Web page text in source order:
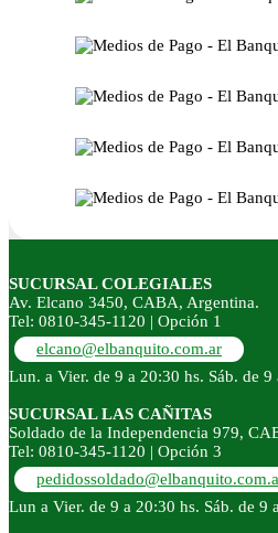
SUCURSAL COLEGIALES
Av. Elcano 3450, CABA, Argentina.
Tel: 0810-345-1120 | Opción 1
elcano@elbanquito.com.ar
Lun. a Vier. de 9 a 20:30 hs. Sáb. de 9
SUCURSAL LAS CAÑITAS
Soldado de la Independencia 979,
Tel: 0810-345-1120 | Opción 3
Lun a Vier. de 9 a 20:30 hs. Sáb. de 9